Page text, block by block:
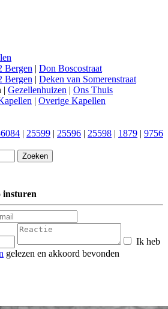
Bergen | Don Boscostraat
Bergen | Deken van Somerenstraat
| Gezellenhuizen | Ons Thuis
| Overige Kapellen
| 25599 | 25596 | 25598 | 1879 | 9756
insturen
Ik heb
gelezen en akkoord bevonden